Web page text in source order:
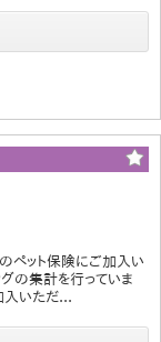
ペット保険にご加入い
の集計を行っていま
いただ...